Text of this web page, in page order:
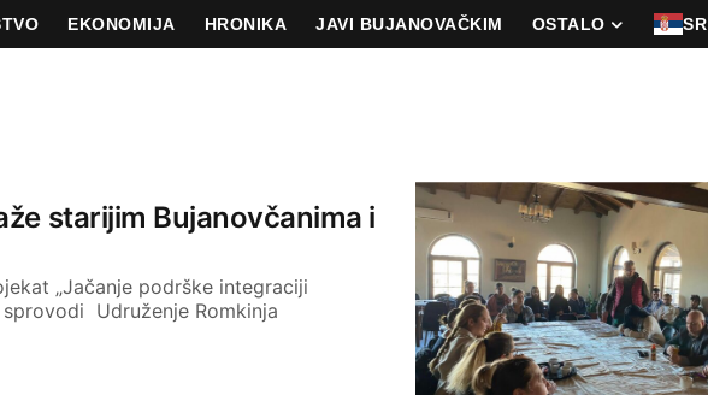
EKONOMIJA HRONIKA JAVI BUJANOVAČKIM OSTALO SR
starijim Bujanovčanima i
„Jačanje podrške integraciji
Udruženje Romkinja